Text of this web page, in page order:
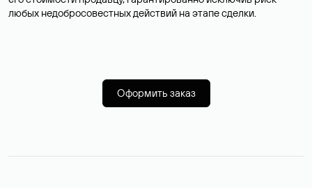
любых недобросовестных действий на этапе сделки.
Оформить заказ